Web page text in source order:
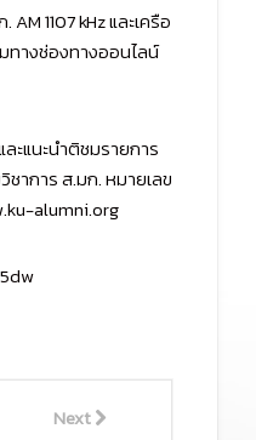
1107 kHz และเครือ
ทางช่องทางออนไลน์
แนะนำติชมรายการ
าการ ส.มก. หมายเลข
alumni.org
Next